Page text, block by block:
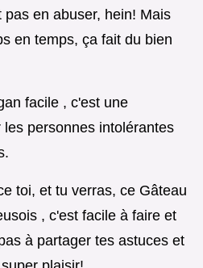
en abuser, hein! Mais
en temps, ça fait du bien
facile , c'est une
personnes intolérantes
toi, et tu verras, ce Gâteau
, c'est facile à faire et
à partager tes astuces et